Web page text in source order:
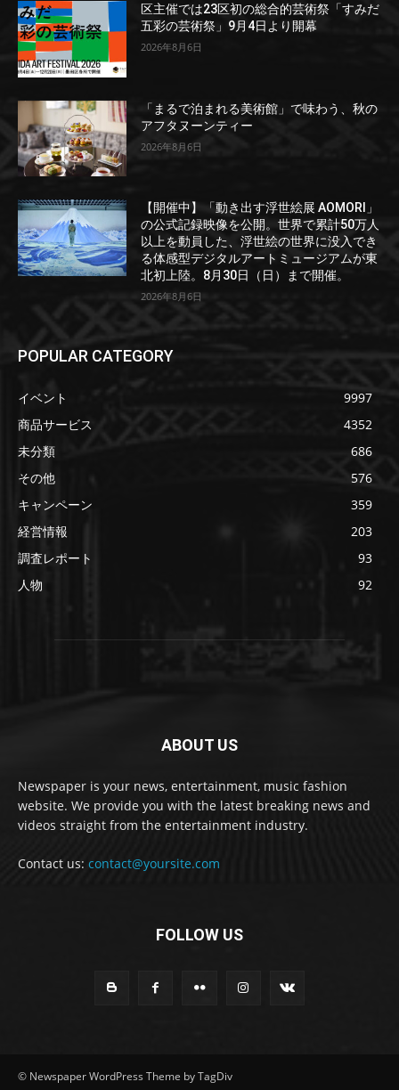
区主催では23区初の総合的芸術祭「すみだ
五彩の芸術祭」9月4日より開幕
2026年8月6日
「まるで泊まれる美術館」で味わう、秋の
アフタヌーンティー
2026年8月6日
【開催中】「動き出す浮世絵展 AOMORI」
の公式記録映像を公開。世界で累計50万人
以上を動員した、浮世絵の世界に没入でき
る体感型デジタルアートミュージアムが東
北初上陸。8月30日（日）まで開催。
2026年8月6日
POPULAR CATEGORY
イベント
9997
商品サービス
4352
未分類
686
その他
576
キャンペーン
359
経営情報
203
調査レポート
93
人物
92
ABOUT US
Newspaper is your news, entertainment, music fashion
website. We provide you with the latest breaking news and
videos straight from the entertainment industry.
Contact us: contact@yoursite.com
FOLLOW US
© Newspaper WordPress Theme by TagDiv